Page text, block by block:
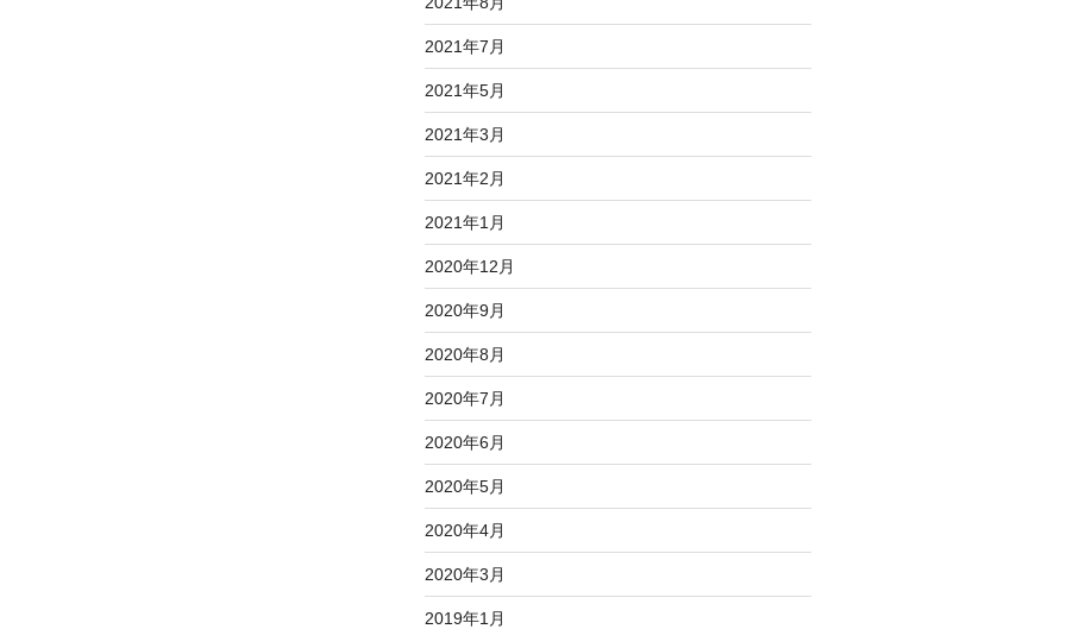
2021年7月
2021年5月
2021年3月
2021年2月
2021年1月
2020年12月
2020年9月
2020年8月
2020年7月
2020年6月
2020年5月
2020年4月
2020年3月
2019年1月